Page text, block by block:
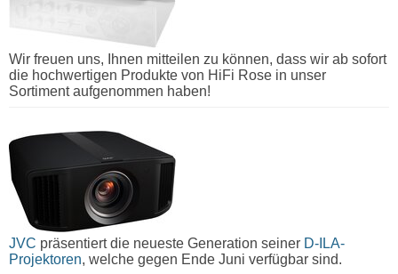
Wir freuen uns, Ihnen mitteilen zu können, dass wir ab sofort
die hochwertigen Produkte von HiFi Rose in unser
Sortiment aufgenommen haben!
JVC präsentiert die neueste Generation seiner D-ILA-
Projektoren, welche gegen Ende Juni verfügbar sind.